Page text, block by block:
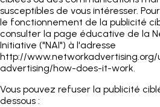
susceptibles de vous intéresser.
le fonctionnement de la publicité
consulter la page éducative de la
Initiative ("NAI") à l'adresse
http://
advertising/how-does-it-work.
Vous pouvez refuser la publicité
dessous :